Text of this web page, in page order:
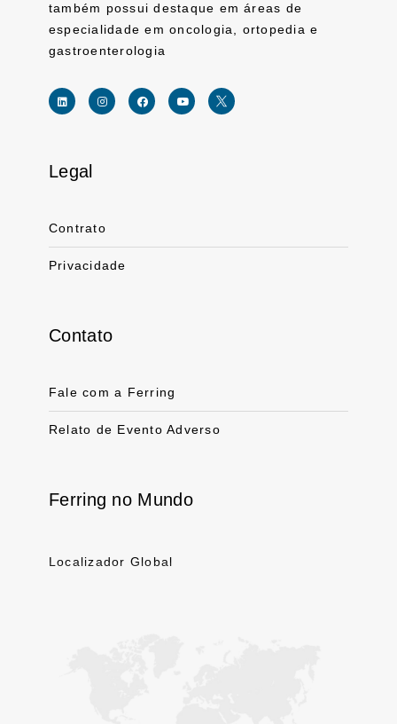
também possui destaque em áreas de
especialidade em oncologia, ortopedia e
gastroenterologia
Legal
Contrato
Privacidade
Contato
Fale com a Ferring
Relato de Evento Adverso
Ferring no Mundo
Localizador Global